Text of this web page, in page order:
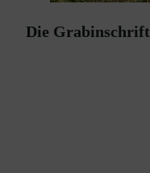
Die Grabinschrift